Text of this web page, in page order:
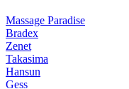
Massage Paradise
Bradex
Zenet
Takasima
Hansun
Gess